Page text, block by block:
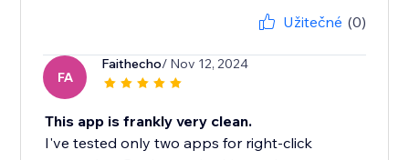
Užitečné (0)
FA
Faithecho/ Nov 12, 2024
This app is frankly very clean.
I've tested only two apps for right-click